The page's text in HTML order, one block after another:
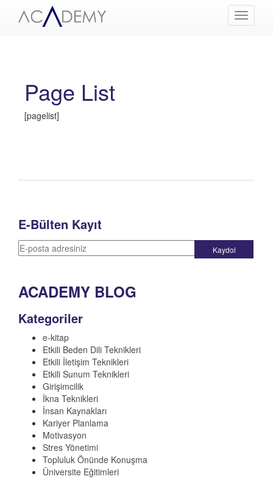
Menüyü
Aç
Page List
[pagelist]
E-Bülten Kayıt
ACADEMY BLOG
Kategoriler
e-kitap
Etkili Beden Dili Teknikleri
Etkili İletişim Teknikleri
Etkili Sunum Teknikleri
Girişimcilik
İkna Teknikleri
İnsan Kaynakları
Kariyer Planlama
Motivasyon
Stres Yönetimi
Topluluk Önünde Konuşma
Üniversite Eğitimleri